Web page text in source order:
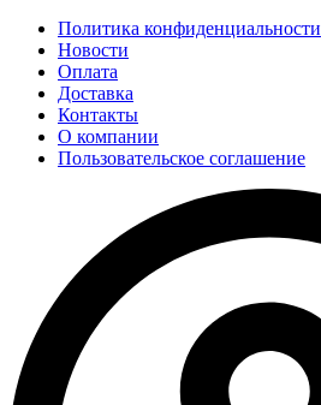
Политика конфиденциальности
Новости
Оплата
Доставка
Контакты
О компании
Пользовательское соглашение